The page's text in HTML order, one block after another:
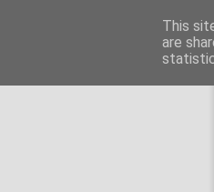
This
are